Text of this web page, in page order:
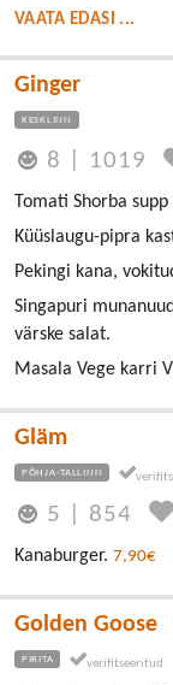
VAATA EDASI ...
Ginger
KESKLINN
8 1019
Tomati Shorba
Küüslaugu-pipra
Pekingi kana,
Singapuri
värske salat.
Masala Vege karri
Gläm
PÕHJA-TALLINN
5 854
Kanaburger. 7,90€
Golden Goose
PIRITA